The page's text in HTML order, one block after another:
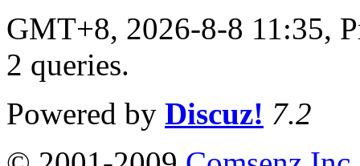
GMT+8, 2026-8-8 11:35,
2 queries.
Powered by Discuz! 7.2